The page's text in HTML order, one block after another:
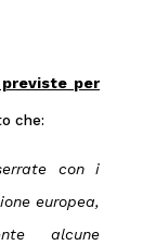
per
che:
con i
europea,
alcune